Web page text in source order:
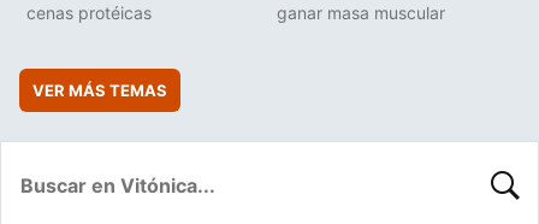
cenas protéicas ganar masa muscular
VER MÁS TEMAS